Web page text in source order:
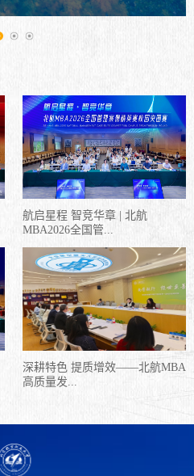
航启星程 智竞华章 | 北航
MBA2026全国管...
深耕特色 提质增效——北航MBA
高质量发...